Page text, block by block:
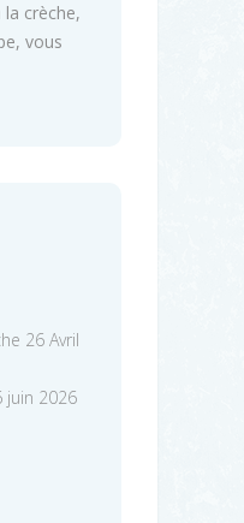
crèche,
vous
26 Avril
juin 2026